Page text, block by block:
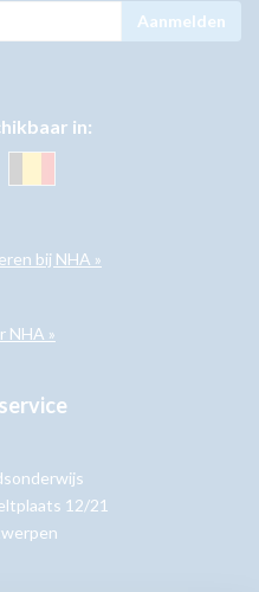
Aanmelden
in:
bij NHA »
NHA »
12/21